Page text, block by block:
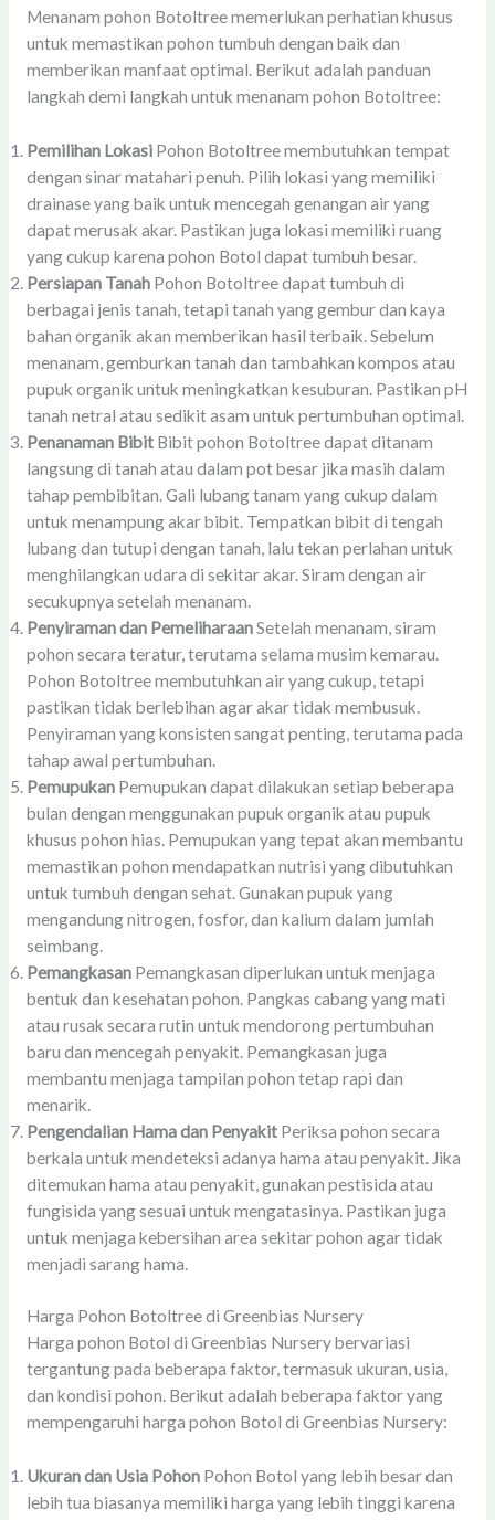
Menanam pohon Botoltree memerlukan perhatian khusus
untuk memastikan pohon tumbuh dengan baik dan
memberikan manfaat optimal. Berikut adalah panduan
langkah demi langkah untuk menanam pohon Botoltree:
Pemilihan LokasiPohon Botoltree membutuhkan tempat
dengan sinar matahari penuh. Pilih lokasi yang memiliki
drainase yang baik untuk mencegah genangan air yang
dapat merusak akar. Pastikan juga lokasi memiliki ruang
yang cukup karena pohon Botol dapat tumbuh besar.
Persiapan TanahPohon Botoltree dapat tumbuh di
berbagai jenis tanah, tetapi tanah yang gembur dan kaya
bahan organik akan memberikan hasil terbaik. Sebelum
menanam, gemburkan tanah dan tambahkan kompos atau
pupuk organik untuk meningkatkan kesuburan. Pastikan pH
tanah netral atau sedikit asam untuk pertumbuhan optimal.
Penanaman BibitBibit pohon Botoltree dapat ditanam
langsung di tanah atau dalam pot besar jika masih dalam
tahap pembibitan. Gali lubang tanam yang cukup dalam
untuk menampung akar bibit. Tempatkan bibit di tengah
lubang dan tutupi dengan tanah, lalu tekan perlahan untuk
menghilangkan udara di sekitar akar. Siram dengan air
secukupnya setelah menanam.
Penyiraman dan PemeliharaanSetelah menanam, siram
pohon secara teratur, terutama selama musim kemarau.
Pohon Botoltree membutuhkan air yang cukup, tetapi
pastikan tidak berlebihan agar akar tidak membusuk.
Penyiraman yang konsisten sangat penting, terutama pada
tahap awal pertumbuhan.
PemupukanPemupukan dapat dilakukan setiap beberapa
bulan dengan menggunakan pupuk organik atau pupuk
khusus pohon hias. Pemupukan yang tepat akan membantu
memastikan pohon mendapatkan nutrisi yang dibutuhkan
untuk tumbuh dengan sehat. Gunakan pupuk yang
mengandung nitrogen, fosfor, dan kalium dalam jumlah
seimbang.
PemangkasanPemangkasan diperlukan untuk menjaga
bentuk dan kesehatan pohon. Pangkas cabang yang mati
atau rusak secara rutin untuk mendorong pertumbuhan
baru dan mencegah penyakit. Pemangkasan juga
membantu menjaga tampilan pohon tetap rapi dan
menarik.
Pengendalian Hama dan PenyakitPeriksa pohon secara
berkala untuk mendeteksi adanya hama atau penyakit. Jika
ditemukan hama atau penyakit, gunakan pestisida atau
fungisida yang sesuai untuk mengatasinya. Pastikan juga
untuk menjaga kebersihan area sekitar pohon agar tidak
menjadi sarang hama.
Harga Pohon Botoltree di Greenbias Nursery
Harga pohon Botol di Greenbias Nursery bervariasi
tergantung pada beberapa faktor, termasuk ukuran, usia,
dan kondisi pohon. Berikut adalah beberapa faktor yang
mempengaruhi harga pohon Botol di Greenbias Nursery:
Ukuran dan Usia PohonPohon Botol yang lebih besar dan
lebih tua biasanya memiliki harga yang lebih tinggi karena